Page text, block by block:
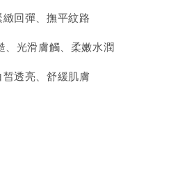
回彈、撫平紋路
、光滑膚觸、柔嫩水潤
透亮、舒緩肌膚